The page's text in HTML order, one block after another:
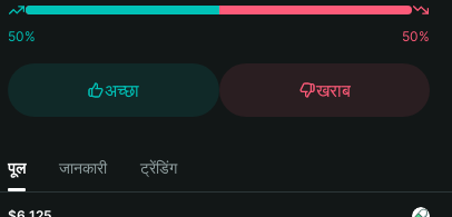
50% 50%
अच्छा खराब
पूल जानकारी ट्रेंडिंग